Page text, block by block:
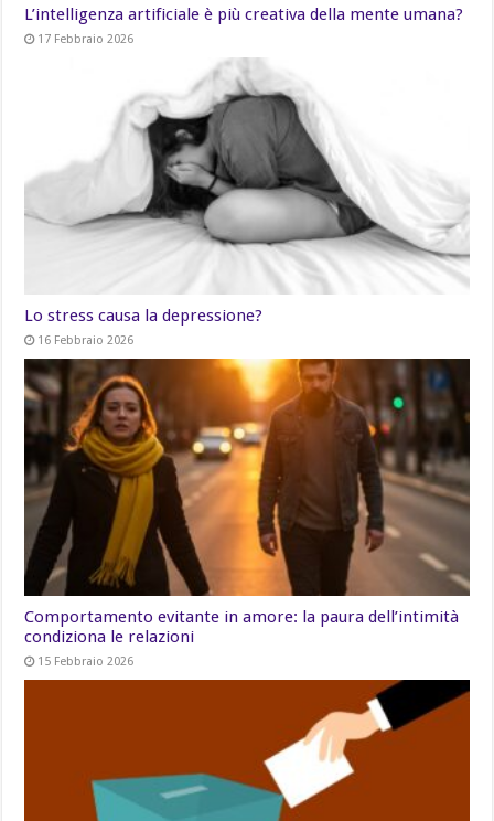
L’intelligenza artificiale è più creativa della mente umana?
17 Febbraio 2026
Lo stress causa la depressione?
16 Febbraio 2026
Comportamento evitante in amore: la paura dell’intimità
condiziona le relazioni
15 Febbraio 2026